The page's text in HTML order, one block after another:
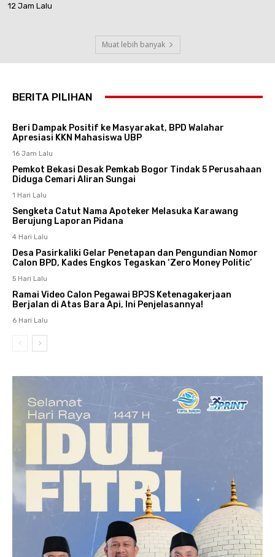
12 Jam Lalu
Muat lebih banyak
BERITA PILIHAN
Beri Dampak Positif ke Masyarakat, BPD Walahar
Apresiasi KKN Mahasiswa UBP
16 Jam Lalu
Pemkot Bekasi Desak Pemkab Bogor Tindak 5 Perusahaan
Diduga Cemari Aliran Sungai
1 Hari Lalu
Sengketa Catut Nama Apoteker Melasuka Karawang
Berujung Laporan Pidana
4 Hari Lalu
Desa Pasirkaliki Gelar Penetapan dan Pengundian Nomor
Calon BPD, Kades Engkos Tegaskan ‘Zero Money Politic’
5 Hari Lalu
Ramai Video Calon Pegawai BPJS Ketenagakerjaan
Berjalan di Atas Bara Api, Ini Penjelasannya!
6 Hari Lalu